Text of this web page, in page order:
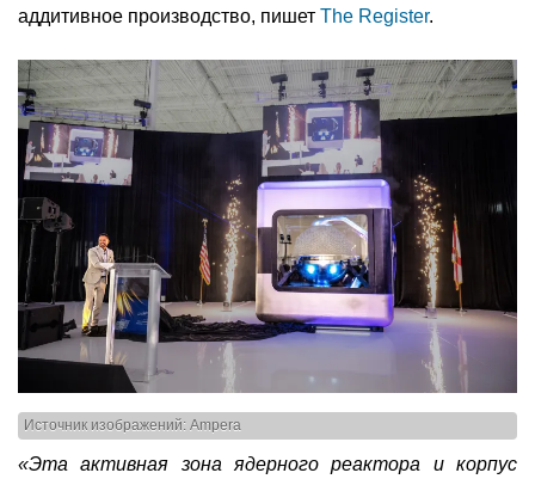
аддитивное производство, пишет The Register.
Источник изображений: Ampera
«Эта активная зона ядерного реактора и корпус